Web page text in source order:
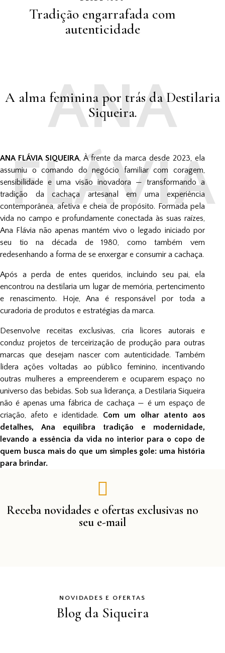
Tradição engarrafada com
autenticidade
ANA
FLÁVIA
A alma femininapor trás da Destilaria
Siqueira.
ANA FLÁVIA SIQUEIRA , À frente da marca desde 2023, ela
assumiu o comando do negócio familiar com coragem,
sensibilidade e uma visão inovadora — transformando a
tradição da cachaça artesanal em uma experiência
contemporânea, afetiva e cheia de propósito. Formada pela
vida no campo e profundamente conectada às suas raízes,
Ana Flávia não apenas mantém vivo o legado iniciado por
seu tio na década de 1980, como também vem
redesenhando a forma de se enxergar e consumir a cachaça.
Após a perda de entes queridos, incluindo seu pai, ela
encontrou na destilaria um lugar de memória, pertencimento
e renascimento. Hoje, Ana é responsável por toda a
curadoria de produtos e estratégias da marca.
Desenvolve receitas exclusivas, cria licores autorais e
conduz projetos de terceirização de produção para outras
marcas que desejam nascer com autenticidade. Também
lidera ações voltadas ao público feminino, incentivando
outras mulheres a empreenderem e ocuparem espaço no
universo das bebidas. Sob sua liderança, a Destilaria Siqueira
não é apenas uma fábrica de cachaça — é um espaço de
criação, afeto e identidade. Com um olhar atento aos
detalhes, Ana equilibra tradição e modernidade,
levando a essência da vida no interior para o copo de
quem busca mais do que um simples gole: uma história
para brindar.
Receba novidades e ofertas exclusivas no
seu e-mail
NOVIDADES E OFERTAS
Blog da Siqueira